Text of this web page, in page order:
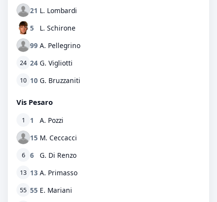
21 L. Lombardi
5
L. Schirone
99 A. Pellegrino
24 24 G. Vigliotti
10 10 G. Bruzzaniti
Vis Pesaro
1 1
A. Pozzi
15 M. Ceccacci
6 6 G. Di Renzo
13 13 A. Primasso
55 55 E. Mariani